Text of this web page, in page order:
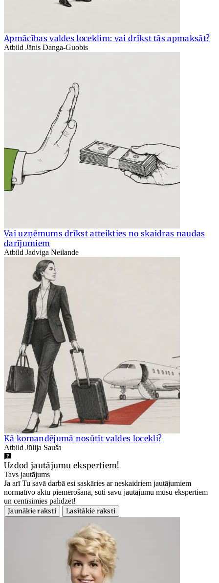
Apmācības valdes loceklim: vai drīkst tās apmaksāt?
Atbild Jānis Danga-Guobis
Vai uzņēmums drīkst atteikties no skaidras naudas
darījumiem
Atbild Jadviga Neilande
Kā komandējumā nosūtīt valdes locekli?
Atbild Jūlija Sauša
Uzdod jautājumu ekspertiem!
Tavs jautājums
Ja arī Tu savā darbā esi saskāries ar neskaidriem jautājumiem
normatīvo aktu piemērošanā, sūti savu jautājumu mūsu ekspertiem
un centīsimies palīdzēt!
Jaunākie raksti
Lasītākie raksti